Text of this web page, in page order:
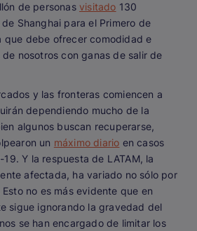
de personas visitado 130
Shanghai para el Primero de
que debe ofrecer comodidad e
nosotros con ganas de salir de
y las fronteras comiencen a
dependiendo mucho de la
algunos buscan recuperarse,
un máximo diario en casos
Y la respuesta de LATAM, la
afectada, ha variado no sólo por
no es más evidente que en
sigue ignorando la gravedad del
se han encargado de limitar los